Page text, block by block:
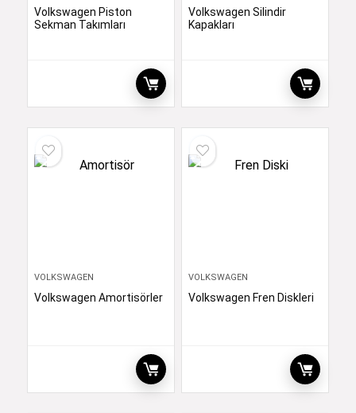
Volkswagen Piston
Sekman Takımları
Volkswagen Silindir
Kapakları
VOLKSWAGEN
Volkswagen Amortisörler
VOLKSWAGEN
Volkswagen Fren Diskleri